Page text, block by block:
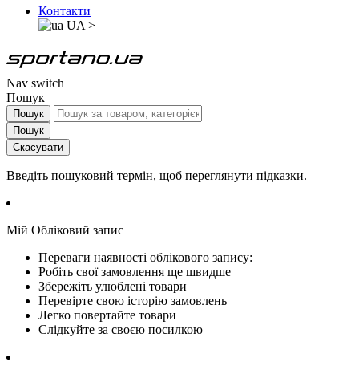
Контакти
UA >
Nav switch
Пошук
Пошук
Пошук
Скасувати
Введіть пошуковий термін, щоб переглянути підказки.
Мій Обліковий запис
Переваги наявності облікового запису:
Робіть свої замовлення ще швидше
Збережіть улюблені товари
Перевірте свою історію замовлень
Легко повертайте товари
Слідкуйте за своєю посилкою